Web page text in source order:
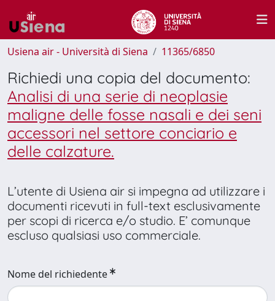
Usiena air - Università di Siena 11365/6850
Richiedi una copia del documento:
Analisi di una serie di neoplasie
maligne delle fosse nasali e dei seni
accessori nel settore conciario e
delle calzature.
L’utente di Usiena air si impegna ad utilizzare i
documenti ricevuti in full-text esclusivamente
per scopi di ricerca e/o studio. E’ comunque
escluso qualsiasi uso commerciale.
Nome del richiedente